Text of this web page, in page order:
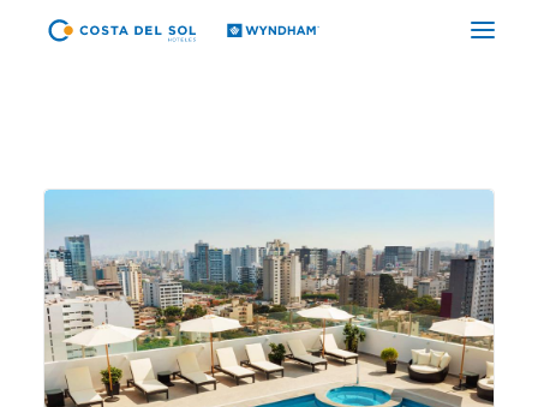
EVENTOS
RESTAURANTES
SPA
CORPORATIVO